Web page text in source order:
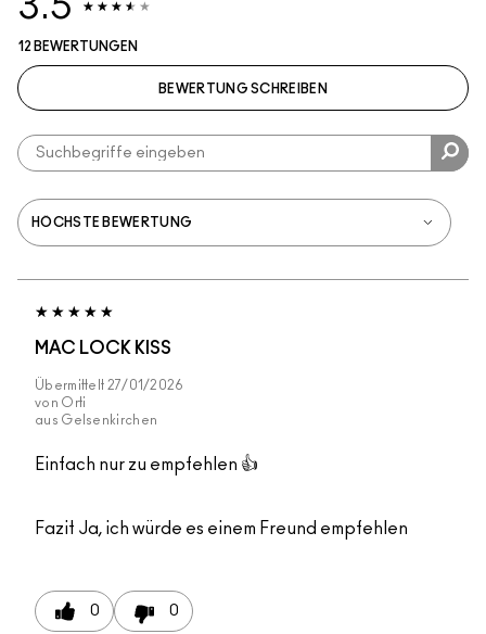
12 BEWERTUNGEN
BEWERTUNG SCHREIBEN
MAC LOCK KISS
Übermittelt 27/01/2026
von Orti
aus Gelsenkirchen
Einfach nur zu empfehlen 👍
Fazit Ja, ich würde es einem Freund empfehlen
0 0